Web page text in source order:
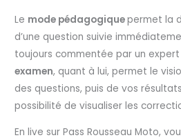
Le mode pédagogiquepermet la
d’une question suivie
toujours commentée par un
examen, quant à lui, permet le
des questions, puis de vos
possibilité de visualiser les
En live sur Pass Rousseau Moto,